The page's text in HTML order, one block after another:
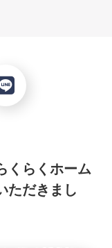
くらくホーム
ただきまし